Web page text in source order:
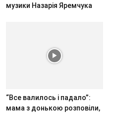
музики Назарія Яремчука
“Все валилось і падало”:
мама з донькою розповіли,